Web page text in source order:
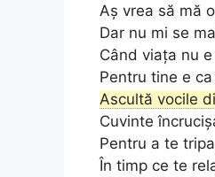
Aș vrea să mă
Dar nu mi se
Când viața nu
Pentru tine e
Ascultă vocile
Cuvinte
Pentru a te
În timp ce te